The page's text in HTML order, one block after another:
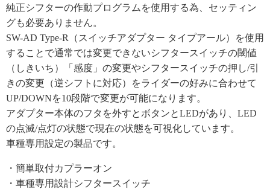
純正シフターの作動プログラムを使用する為、セッティン
グも必要ありません。
SW-AD Type-R（スイッチアダプター タイプアール）を使用
することで通常では変更できないシフタースイッチの閾値
（しきいち）「感度」の変更やシフタースイッチの押し/引
きの変更（逆シフトに対応）をライダーの好みに合わせて
UP/DOWNを10段階で変更が可能になります。
アダプター本体のフタを外すとボタンとLEDがあり、LED
の点滅/点灯の状態で現在の状態を可視化しています。
車種専用設定の製品です。
・簡単取付カプラーオン
・車種専用設計シフタースイッチ